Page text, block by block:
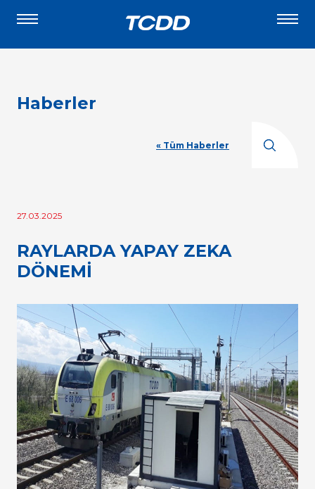
Haberler
« Tüm Haberler
27.03.2025
RAYLARDA YAPAY ZEKA
DÖNEMİ